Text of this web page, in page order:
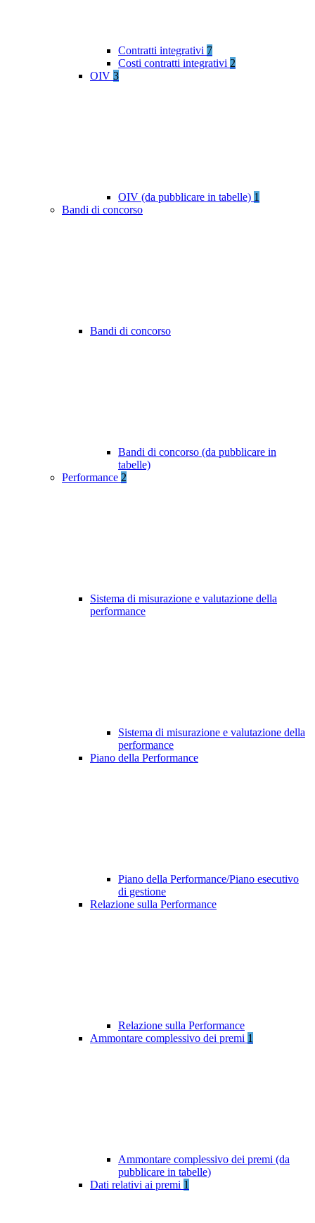
Contratti integrativi 7
Costi contratti integrativi 2
OIV 3
OIV (da pubblicare in tabelle) 1
Bandi di concorso
Bandi di concorso
Bandi di concorso (da pubblicare in
tabelle)
Performance 2
Sistema di misurazione e valutazione della
performance
Sistema di misurazione e valutazione della
performance
Piano della Performance
Piano della Performance/Piano esecutivo
di gestione
Relazione sulla Performance
Relazione sulla Performance
Ammontare complessivo dei premi 1
Ammontare complessivo dei premi (da
pubblicare in tabelle)
Dati relativi ai premi 1